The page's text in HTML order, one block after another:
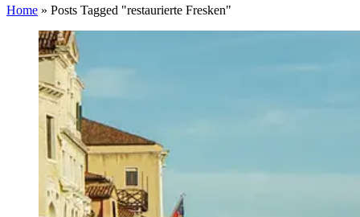
Home » Posts Tagged "restaurierte Fresken"